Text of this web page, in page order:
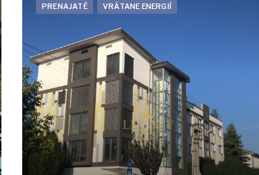
PRENAJATÉ VRÁTANE ENERGIÍ